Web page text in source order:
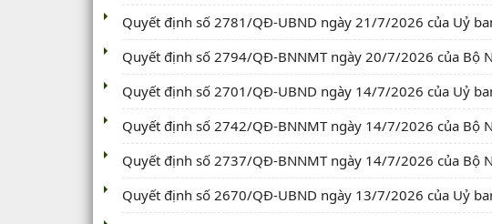
Quyết định số 2781/QĐ-UBND ngày 21/7/2026 của Uỷ
Quyết định số 2794/QĐ-BNNMT ngày 20/7/2026 của Bộ
Quyết định số 2701/QĐ-UBND ngày 14/7/2026 của Uỷ
Quyết định số 2742/QĐ-BNNMT ngày 14/7/2026 của Bộ
Quyết định số 2737/QĐ-BNNMT ngày 14/7/2026 của Bộ
Quyết định số 2670/QĐ-UBND ngày 13/7/2026 của Uỷ